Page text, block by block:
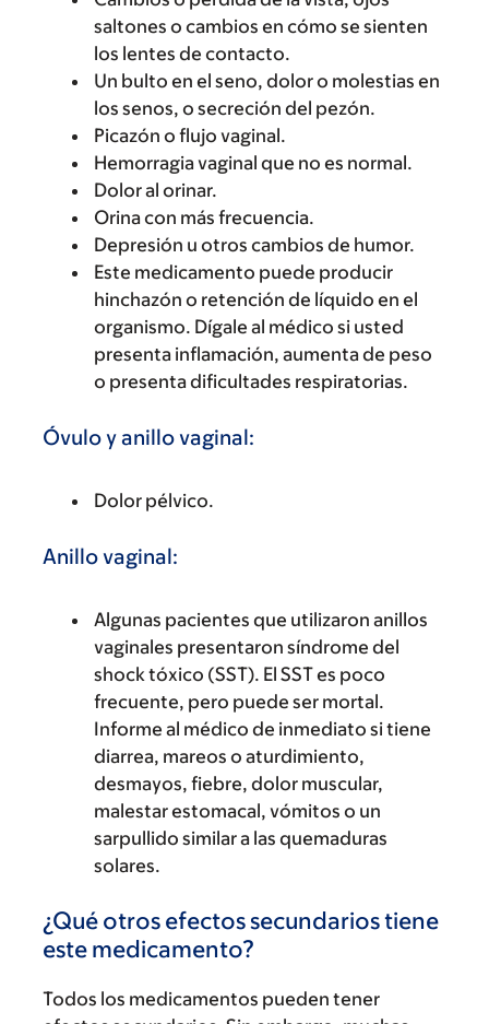
saltones o cambios en cómo se sienten
los lentes de contacto.
Un bulto en el seno, dolor o molestias en
los senos, o secreción del pezón.
Picazón o flujo vaginal.
Hemorragia vaginal que no es normal.
Dolor al orinar.
Orina con más frecuencia.
Depresión u otros cambios de humor.
Este medicamento puede producir
hinchazón o retención de líquido en el
organismo. Dígale al médico si usted
presenta inflamación, aumenta de peso
o presenta dificultades respiratorias.
Óvulo y anillo vaginal:
Dolor pélvico.
Anillo vaginal:
Algunas pacientes que utilizaron anillos
vaginales presentaron síndrome del
shock tóxico (SST). El SST es poco
frecuente, pero puede ser mortal.
Informe al médico de inmediato si tiene
diarrea, mareos o aturdimiento,
desmayos, fiebre, dolor muscular,
malestar estomacal, vómitos o un
sarpullido similar a las quemaduras
solares.
¿Qué otros efectos secundarios tiene
este medicamento?
Todos los medicamentos pueden tener